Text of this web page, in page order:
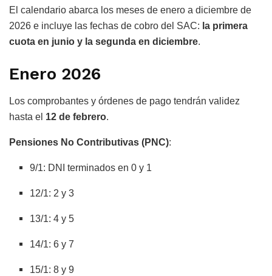
El calendario abarca los meses de enero a diciembre de
2026 e incluye las fechas de cobro del SAC: la primera
cuota en junio y la segunda en diciembre.
Enero 2026
Los comprobantes y órdenes de pago tendrán validez
hasta el 12 de febrero.
Pensiones No Contributivas (PNC):
9/1: DNI terminados en 0 y 1
12/1: 2 y 3
13/1: 4 y 5
14/1: 6 y 7
15/1: 8 y 9